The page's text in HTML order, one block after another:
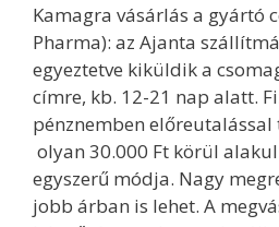
Kamagra vásárlás a gyártó
Pharma): az Ajanta
egyeztetve kiküldik a
címre, kb. 12-21 nap alatt.
pénznemben
olyan 30.000 Ft körül
egyszerű módja. Nagy
jobb árban is lehet. A